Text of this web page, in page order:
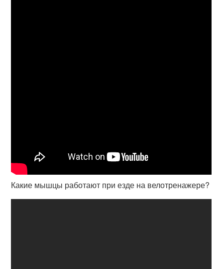
Какие мышцы работают при езде на велотренажере?